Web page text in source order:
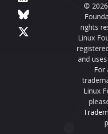
©
rights
Linux
and
For
Linux